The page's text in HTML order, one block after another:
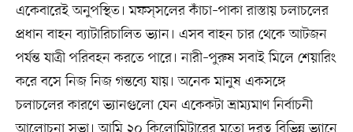
একেবারেই অনুপস্থিত। মফস্‌সলের কাঁচা–পাকা রাস্তায় চলাচলের
প্রধান বাহন ব্যাটারিচালিত ভ্যান। এসব বাহন চার থেকে আটজন
পর্যন্ত যাত্রী পরিবহন করতে পারে। নারী–পুরুষ সবাই মিলে শেয়ারিং
করে বসে নিজ নিজ গন্তব্যে যায়। অনেক মানুষ একসঙ্গে
চলাচলের কারণে ভ্যানগুলো যেন একেকটা ভ্রাম্যমাণ নির্বাচনী